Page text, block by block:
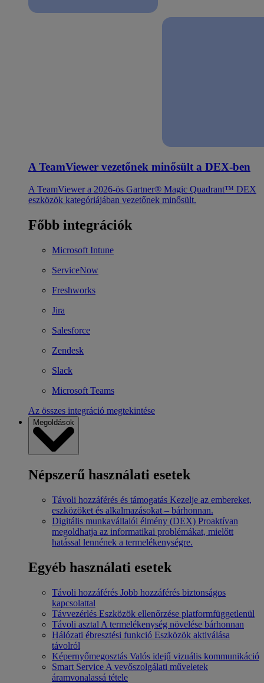
A TeamViewer vezetőnek minősült a DEX-ben
A TeamViewer a 2026-ös Gartner® Magic Quadrant™ DEX
eszközök kategóriájában vezetőnek minősült.
Főbb integrációk
Microsoft Intune
ServiceNow
Freshworks
Jira
Salesforce
Zendesk
Slack
Microsoft Teams
Az összes integráció megtekintése
Megoldások
Népszerű használati esetek
Távoli hozzáférés és támogatás Kezelje az embereket,
eszközöket és alkalmazásokat – bárhonnan.
Digitális munkavállalói élmény (DEX) Proaktívan
megoldhatja az informatikai problémákat, mielőtt
hatással lennének a termelékenységre.
Egyéb használati esetek
Távoli hozzáférés Jobb hozzáférés biztonságos
kapcsolattal
Távvezérlés Eszközök ellenőrzése platformfüggetlenül
Távoli asztal A termelékenység növelése bárhonnan
Hálózati ébresztési funkció Eszközök aktiválása
távolról
Képernyőmegosztás Valós idejű vizuális kommunikáció
Smart Service A vevőszolgálati műveletek
áramvonalassá tétele